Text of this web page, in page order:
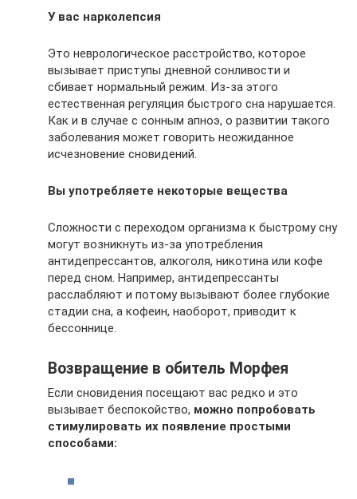
У вас нарколепсия
Это неврологическое расстройство, которое
вызывает приступы дневной сонливости и
сбивает нормальный режим. Из‑за этого
естественная регуляция быстрого сна нарушается.
Как и в случае с сонным апноэ, о развитии такого
заболевания может говорить неожиданное
исчезновение сновидений.
Вы употребляете некоторые вещества
Сложности с переходом организма к быстрому сну
могут возникнуть из‑за употребления
антидепрессантов, алкоголя, никотина или кофе
перед сном. Например, антидепрессанты
расслабляют и потому вызывают более глубокие
стадии сна, а кофеин, наоборот, приводит к
бессоннице.
Возвращение в обитель Морфея
Если сновидения посещают вас редко и это
вызывает беспокойство, можно попробовать
стимулировать их появление простыми
способами: